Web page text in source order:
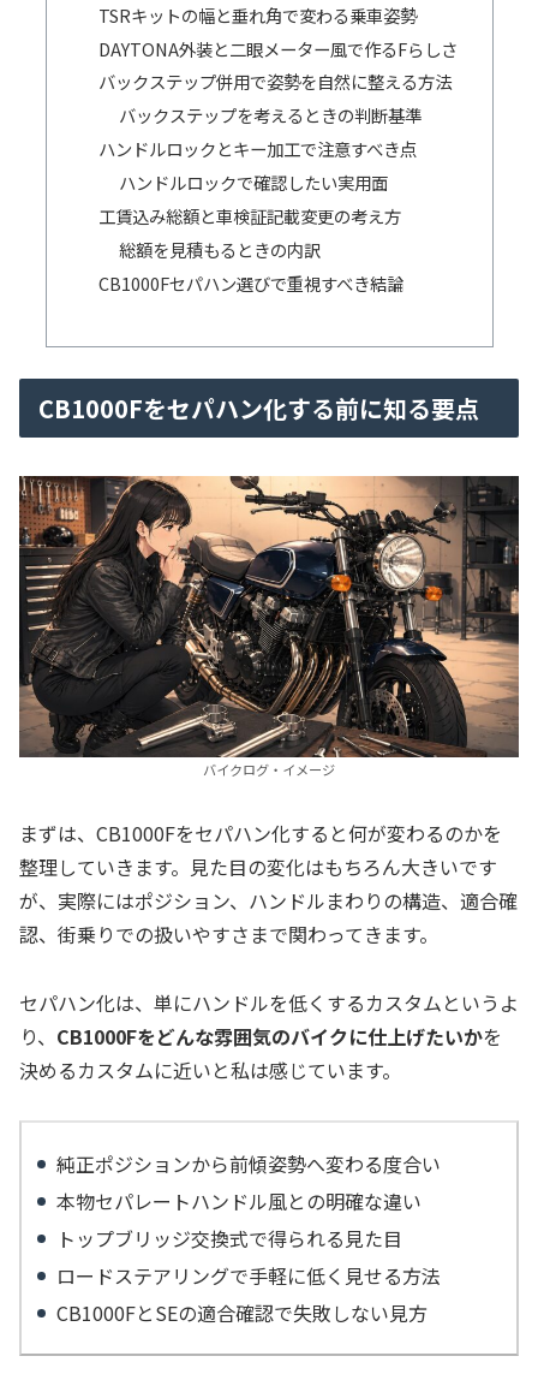
TSRキットの幅と垂れ角で変わる乗車姿勢
DAYTONA外装と二眼メーター風で作るFらしさ
バックステップ併用で姿勢を自然に整える方法
バックステップを考えるときの判断基準
ハンドルロックとキー加工で注意すべき点
ハンドルロックで確認したい実用面
工賃込み総額と車検証記載変更の考え方
総額を見積もるときの内訳
CB1000Fセパハン選びで重視すべき結論
CB1000Fをセパハン化する前に知る要点
バイクログ・イメージ
まずは、CB1000Fをセパハン化すると何が変わるのかを
整理していきます。見た目の変化はもちろん大きいです
が、実際にはポジション、ハンドルまわりの構造、適合確
認、街乗りでの扱いやすさまで関わってきます。
セパハン化は、単にハンドルを低くするカスタムというよ
り、 CB1000Fをどんな雰囲気のバイクに仕上げたいかを
決めるカスタムに近いと私は感じています。
純正ポジションから前傾姿勢へ変わる度合い
本物セパレートハンドル風との明確な違い
トップブリッジ交換式で得られる見た目
ロードステアリングで手軽に低く見せる方法
CB1000FとSEの適合確認で失敗しない見方